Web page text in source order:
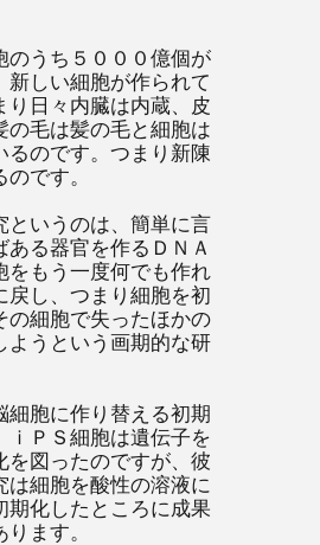
のうち５０００億個が
新しい細胞が作られて
り日々内臓は内蔵、皮
の毛は髪の毛と細胞は
るのです。つまり新陳
です。
というのは、簡単に言
ある器官を作るＤＮＡ
をもう一度何でも作れ
戻し、つまり細胞を初
の細胞で失ったほかの
ようという画期的な研
細胞に作り替える初期
ｉＰＳ細胞は遺伝子を
を図ったのですが、彼
は細胞を酸性の溶液に
期化したところに成果
ます。